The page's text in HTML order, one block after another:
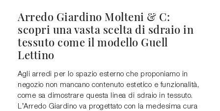
Arredo Giardino Molteni & C:
scopri una vasta scelta di sdraio in
tessuto come il modello Guell
Lettino
Agli arredi per lo spazio esterno che proponiamo in
negozio non mancano contenuto estetico e funzionalità,
come sa dimostrare questa linea di sdraio in tessuto.
L’Arredo Giardino va progettato con la medesima cura